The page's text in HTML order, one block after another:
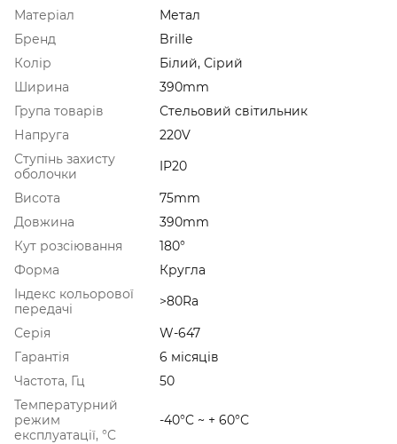
Матеріал
Метал
Бренд
Brille
Колір
Білий, Сірий
Ширина
390mm
Група товарів
Стельовий світильник
Напруга
220V
Ступінь захисту
оболочки
IP20
Висота
75mm
Довжина
390mm
Кут розсіювання
180°
Форма
Кругла
Індекс кольорової
передачі
>80Ra
Серія
W-647
Гарантія
6 місяців
Частота, Гц
50
Температурний
режим
експлуатації, °C
-40°C ~ + 60°С